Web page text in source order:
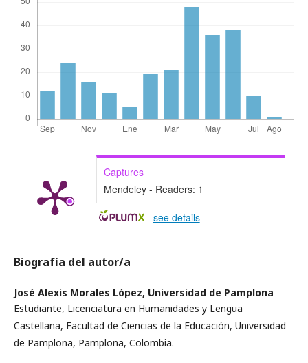
Captures
Mendeley - Readers: 1
- see details
Biografía del autor/a
José Alexis Morales López, Universidad de Pamplona
Estudiante, Licenciatura en Humanidades y Lengua
Castellana, Facultad de Ciencias de la Educación, Universidad
de Pamplona, Pamplona, Colombia.